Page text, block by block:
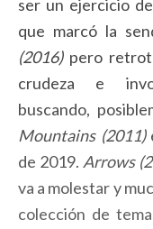
ser un ejercicio
que marcó la
(2016)pero
crudeza e
buscando,
Mountains (2011)
de 2019. Arrows
va a molestar y
colección de